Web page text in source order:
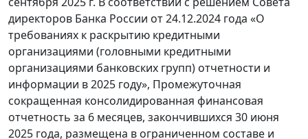
директоров Банка России от 24.12.2024 года «О
требованиях к раскрытию кредитными
организациями (головными кредитными
организациями банковских групп) отчетности и
информации в 2025 году», Промежуточная
сокращенная консолидированная финансовая
отчетность за 6 месяцев, закончившихся 30 июня
2025 года, размещена в ограниченном составе и